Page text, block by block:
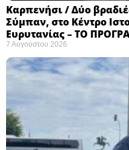
Καρπενήσι / Δύο
Σύμπαν, στο Κέντρο
Ευρυτανίας – ΤΟ
7 Αυγούστου 2026